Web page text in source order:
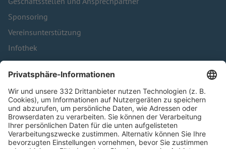
Sponsoring
Vereinsunterstützung
Infothek
Kontakt
HÄUFIG BESUCHTE SEITEN
Pässe und Vereinswechsel
Trainerausbildung
Schulungsangebot Vereinsmitarbeiter